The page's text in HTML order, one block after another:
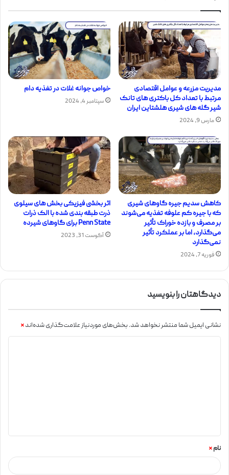
مدیریت مزرعه و عوامل اقتصادی
مرتبط با تعداد کل باکتری های تانک
شیر گله های شیری هلشتاین ایران
مارس 9, 2024
خواص جوانه غلات در تغذیه دام
سپتامبر 4, 2024
کاهش سدیم جیره گاوهای شیری
که با جیره کم علوفه تغذیه می‌شوند
بر مصرف و بازده خوراک تأثیر
می‌گذارد، اما بر عملکرد تأثیر
نمی‌گذارد
فوریه 7, 2024
اثر بخشی فیزیکی بخش های سیلوی
ذرت طبقه بندی شده با الک ذرات
Penn State برای گاوهای شیرده
آگوست 31, 2023
دیدگاهتان را بنویسید
نشانی ایمیل شما منتشر نخواهد شد.بخش‌های موردنیاز علامت‌گذاری شده‌اند*
نام*